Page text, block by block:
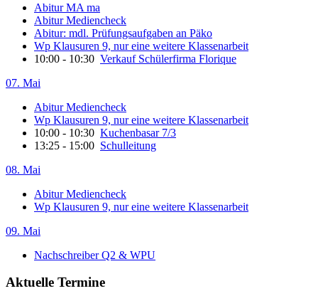
Abitur MA ma
Abitur Mediencheck
Abitur: mdl. Prüfungsaufgaben an Päko
Wp Klausuren 9, nur eine weitere Klassenarbeit
10:00 - 10:30 Verkauf Schülerfirma Florique
07. Mai
Abitur Mediencheck
Wp Klausuren 9, nur eine weitere Klassenarbeit
10:00 - 10:30 Kuchenbasar 7/3
13:25 - 15:00 Schulleitung
08. Mai
Abitur Mediencheck
Wp Klausuren 9, nur eine weitere Klassenarbeit
09. Mai
Nachschreiber Q2 & WPU
Aktuelle Termine